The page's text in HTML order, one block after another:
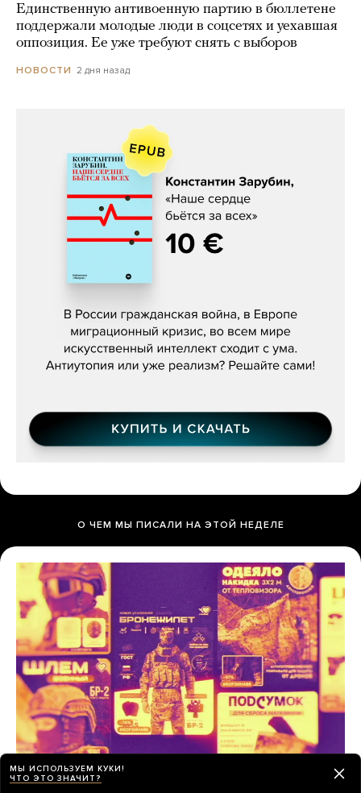
Единственную антивоенную партию в бюллетене
поддержали молодые люди в соцсетях и уехавшая
оппозиция. Ее уже требуют снять с выборов
НОВОСТИ 2 дня назад
Константин Зарубин, «Наше сердце
О ЧЕМ МЫ ПИСАЛИ НА ЭТОЙ НЕДЕЛЕ
МЫ ИСПОЛЬЗУЕМ КУКИ!
ЧТО ЭТО ЗНАЧИТ?